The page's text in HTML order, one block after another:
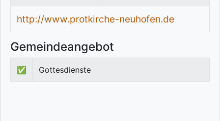
http://www.protkirche-neuhofen.de
Gemeindeangebot
✅ Gottesdienste